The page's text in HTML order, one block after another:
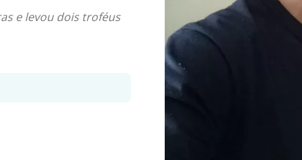
e levou dois troféus